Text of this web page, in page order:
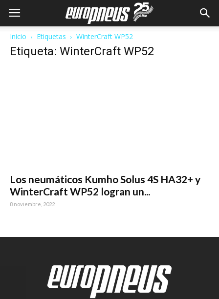
Inicio Etiquetas WinterCraft WP52
Etiqueta: WinterCraft WP52
Los neumáticos Kumho Solus 4S HA32+ y
WinterCraft WP52 logran un...
8 noviembre, 2022